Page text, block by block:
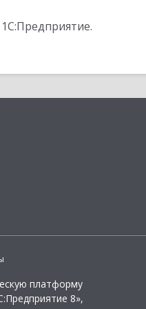
платформу
8»,